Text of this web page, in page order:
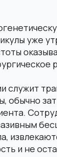
уже
служит
обычно
и не